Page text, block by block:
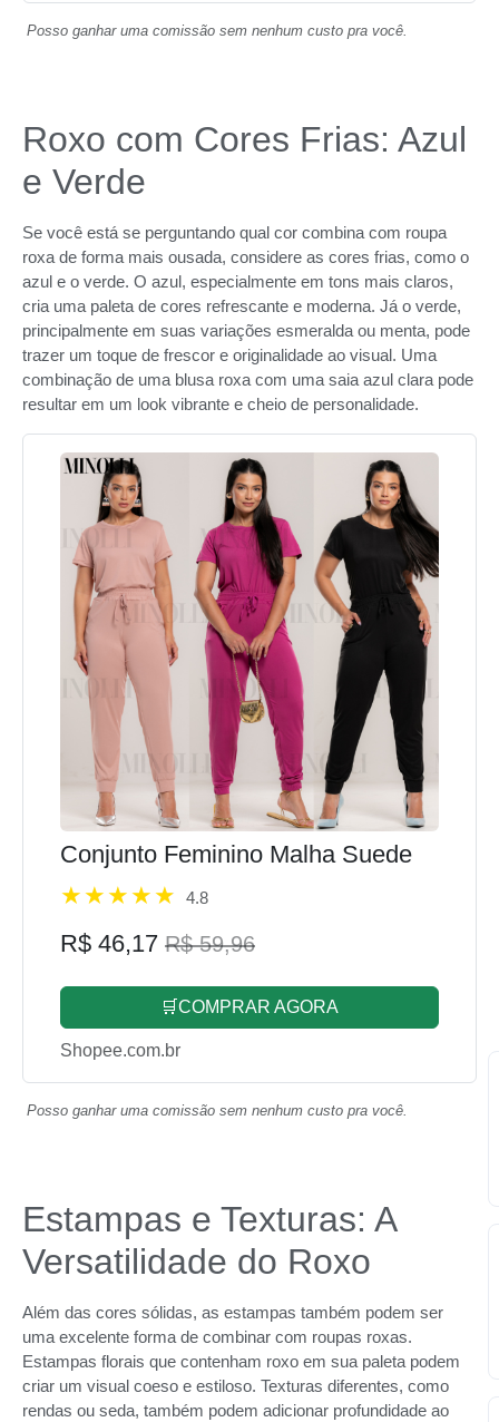
Posso ganhar uma comissão sem nenhum custo pra você.
Roxo com Cores Frias: Azul
e Verde
Se você está se perguntando qual cor combina com roupa
roxa de forma mais ousada, considere as cores frias, como o
azul e o verde. O azul, especialmente em tons mais claros,
cria uma paleta de cores refrescante e moderna. Já o verde,
principalmente em suas variações esmeralda ou menta, pode
trazer um toque de frescor e originalidade ao visual. Uma
combinação de uma blusa roxa com uma saia azul clara pode
resultar em um look vibrante e cheio de personalidade.
Conjunto Feminino Malha Suede
4.8
R$ 46,17 R$ 59,96
🛒COMPRAR AGORA
Shopee.com.br
Posso ganhar uma comissão sem nenhum custo pra você.
Estampas e Texturas: A
Versatilidade do Roxo
Além das cores sólidas, as estampas também podem ser
uma excelente forma de combinar com roupas roxas.
Estampas florais que contenham roxo em sua paleta podem
criar um visual coeso e estiloso. Texturas diferentes, como
rendas ou seda, também podem adicionar profundidade ao